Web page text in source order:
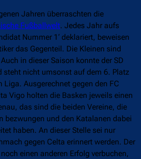
Jahren überraschten die
Fußballwelt. Jedes Jahr aufs
Nummer 1‘ deklariert, beweisen
das Gegenteil. Die Kleinen sind
in dieser Saison konnte der SD
steht nicht umsonst auf dem 6. Platz
Liga. Ausgerechnet gegen den FC
Vigo holten die Basken jeweils einen
das sind die beiden Vereine, die
bezwungen und den Katalanen dabei
haben. An dieser Stelle sei nur
gegen Celta erinnert werden. Der
einen anderen Erfolg verbuchen,